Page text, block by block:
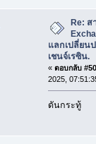
Re: ส
แลกเปลี่ยน
เชนจ์เรซิน.
« ตอบกลับ
2025,
ดันกระทู้